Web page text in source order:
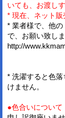
いても、お渡し
* 現在、ネット
* 業者様で、他
で、お願い致しま
http://
* 洗濯すると色
けません。
●色合いについて